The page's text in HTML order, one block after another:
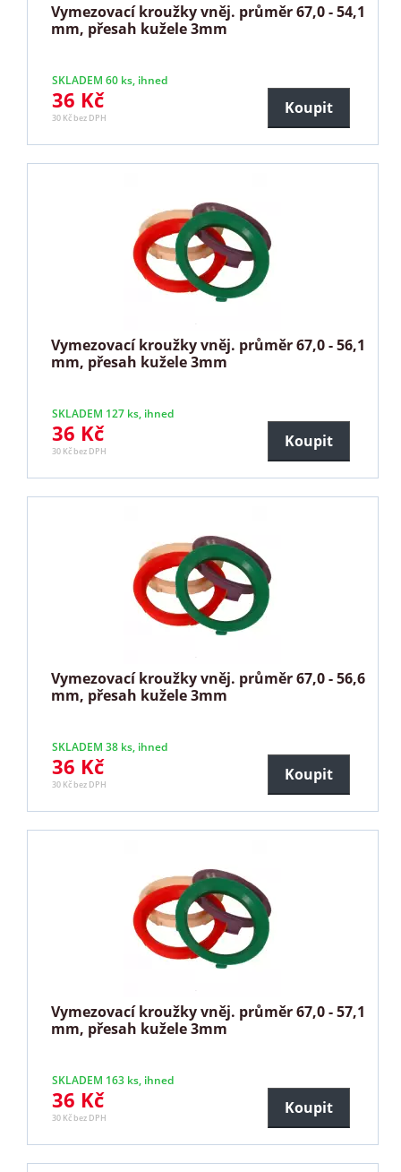
Vymezovací kroužky vněj. průměr 67,0 - 54,1
mm, přesah kužele 3mm
SKLADEM 60 ks, ihned
36 Kč
30 Kč bez DPH
Koupit
Vymezovací kroužky vněj. průměr 67,0 - 56,1
mm, přesah kužele 3mm
SKLADEM 127 ks, ihned
36 Kč
30 Kč bez DPH
Koupit
Vymezovací kroužky vněj. průměr 67,0 - 56,6
mm, přesah kužele 3mm
SKLADEM 38 ks, ihned
36 Kč
30 Kč bez DPH
Koupit
Vymezovací kroužky vněj. průměr 67,0 - 57,1
mm, přesah kužele 3mm
SKLADEM 163 ks, ihned
36 Kč
30 Kč bez DPH
Koupit